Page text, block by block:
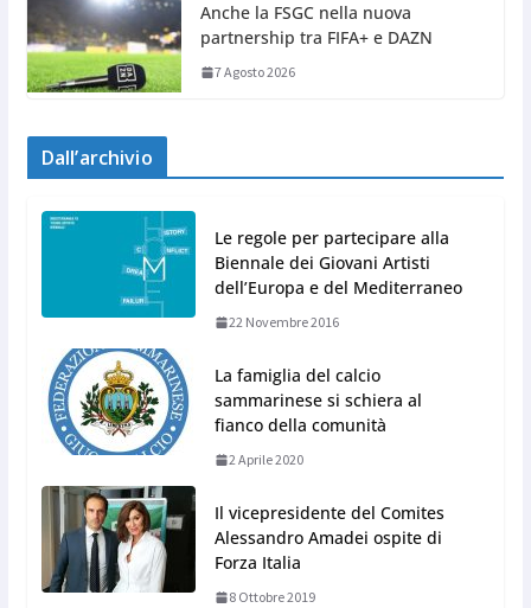
Anche la FSGC nella nuova
partnership tra FIFA+ e DAZN
7 Agosto 2026
Dall’archivio
Le regole per partecipare alla
Biennale dei Giovani Artisti
dell’Europa e del Mediterraneo
22 Novembre 2016
La famiglia del calcio
sammarinese si schiera al
fianco della comunità
2 Aprile 2020
Il vicepresidente del Comites
Alessandro Amadei ospite di
Forza Italia
8 Ottobre 2019